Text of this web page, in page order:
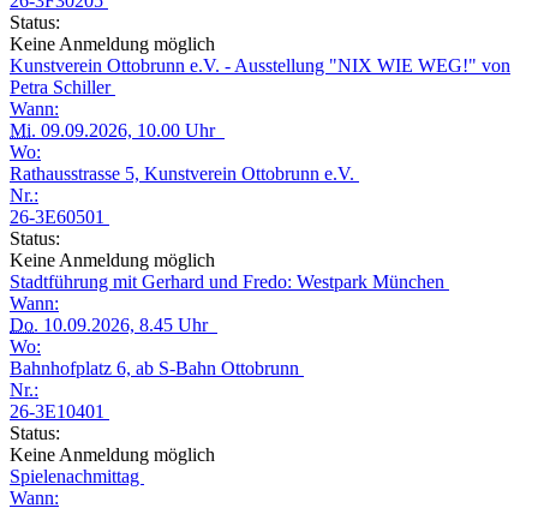
Status:
Keine Anmeldung möglich
Kunstverein Ottobrunn e.V. - Ausstellung "NIX WIE WEG!" von
Petra Schiller
Wann:
Mi. 09.09.2026, 10.00 Uhr
Wo:
Rathausstrasse 5, Kunstverein Ottobrunn e.V.
Nr.:
26-3E60501
Status:
Keine Anmeldung möglich
Stadtführung mit Gerhard und Fredo: Westpark München
Wann:
Do. 10.09.2026, 8.45 Uhr
Wo:
Bahnhofplatz 6, ab S-Bahn Ottobrunn
Nr.:
26-3E10401
Status:
Keine Anmeldung möglich
Spielenachmittag
Wann: